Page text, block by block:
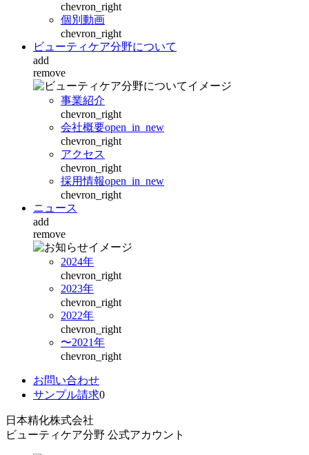
chevron_right
個別動画
chevron_right
ビューティケア分野について
add
remove
事業紹介
chevron_right
会社概要open_in_new
chevron_right
アクセス
chevron_right
採用情報open_in_new
chevron_right
ニュース
add
remove
2024年
chevron_right
2023年
chevron_right
2022年
chevron_right
〜2021年
chevron_right
お問い合わせ
サンプル請求0
日本精化株式会社
ビューティケア分野 公式アカウント